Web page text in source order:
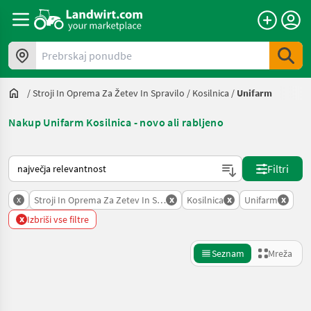
Prebrskaj ponudbe
/Stroji In Oprema Za Žetev In Spravilo / Kosilnica / Unifarm
Nakup Unifarm Kosilnica - novo ali rabljeno
Tako je razvrščeno na Landwirt.com
Filtri
x Stroji In Oprema Za Zetev In Spravilo
x Kosilnica x Unifarm x
x Izbriši vse filtre
Seznam Mreža